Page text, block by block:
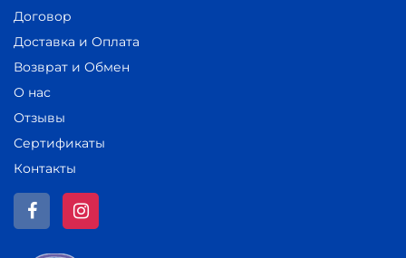
Договор
Доставка и Оплата
Возврат и Обмен
О нас
Отзывы
Сертификаты
Контакты